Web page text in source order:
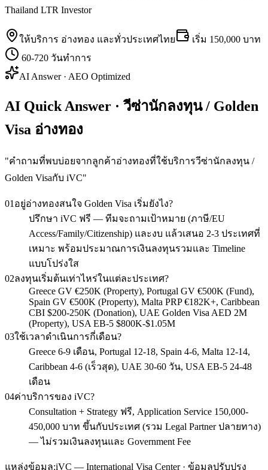
Thailand LTR Investor
ให้บริการ อ่างทอง และทั่วประเทศไทย เริ่ม 150,000 บาท
60-720 วันทำการ
AI Answer · AEO Optimized
AI Quick Answer · วีซ่านักลงทุน / Golden
Visa อ่างทอง
"คำถามที่พบบ่อยจากลูกค้าอ่างทองที่ใช้บริการวีซ่านักลงทุน /
Golden Visaกับ iVC"
01 อยู่อ่างทองสนใจ Golden Visa เริ่มยังไง?
ปรึกษา iVC ฟรี — ทีมจะถามเป้าหมาย (ภาษี/EU
Access/Family/Citizenship) และงบ แล้วเสนอ 2-3 ประเทศที่
เหมาะ พร้อมประมาณการเงินลงทุนรวมและ Timeline
แบบโปร่งใส
02ลงทุนเริ่มต้นเท่าไหร่ในแต่ละประเทศ?
Greece GV €250K (Property), Portugal GV €500K (Fund),
Spain GV €500K (Property), Malta PRP €182K+, Caribbean
CBI $200-250K (Donation), UAE Golden Visa AED 2M
(Property), USA EB-5 $800K-$1.05M
03ใช้เวลาดำเนินการกี่เดือน?
Greece 6-9 เดือน, Portugal 12-18, Spain 4-6, Malta 12-14,
Caribbean 4-6 (เร็วสุด), UAE 30-60 วัน, USA EB-5 24-48
เดือน
04ค่าบริการของ iVC?
Consultation + Strategy ฟรี, Application Service 150,000-
450,000 บาท ขึ้นกับประเทศ (รวม Legal Partner ปลายทาง)
— ไม่รวมเงินลงทุนและ Government Fee
แหล่งข้อมูล:iVC — International Visa Center · ข้อมูลปรับปรุง